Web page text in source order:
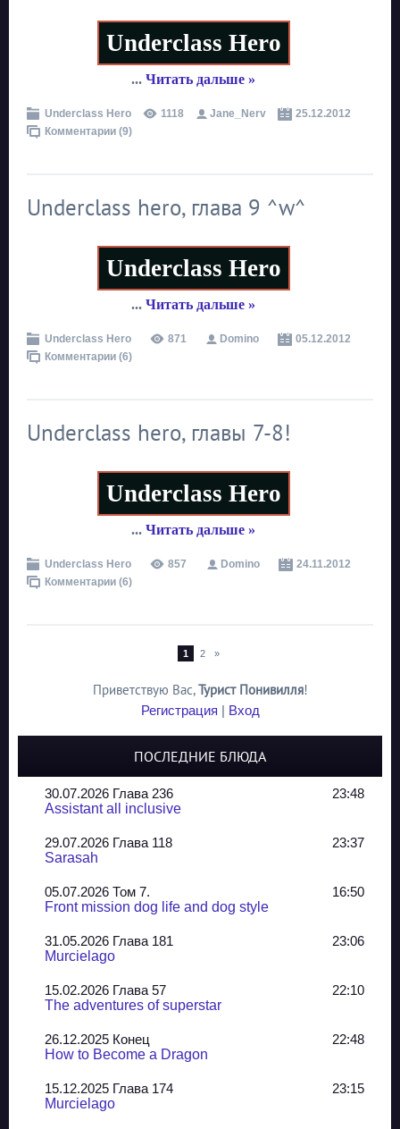
Underclass Hero
... Читать дальше »
Underclass Hero 1118 Jane_Nerv
25.12.2012
Комментарии (9)
Underclass hero, глава 9 ^w^
Underclass Hero
... Читать дальше »
Underclass Hero 871 Domino
05.12.2012
Комментарии (6)
Underclass hero, главы 7-8!
Underclass Hero
... Читать дальше »
Underclass Hero 857 Domino
24.11.2012
Комментарии (6)
1 2 »
Приветствую Вас,Турист Понивилля!
Регистрация | Вход
ПОСЛЕДНИЕ БЛЮДА
30.07.2026 Глава 236
23:48
Assistant all inclusive
29.07.2026 Глава 118
23:37
Sarasah
05.07.2026 Том 7.
16:50
Front mission dog life and dog style
31.05.2026 Глава 181
23:06
Murcielago
15.02.2026 Глава 57
22:10
The adventures of superstar
26.12.2025 Конец
22:48
How to Become a Dragon
15.12.2025 Глава 174
23:15
Murcielago